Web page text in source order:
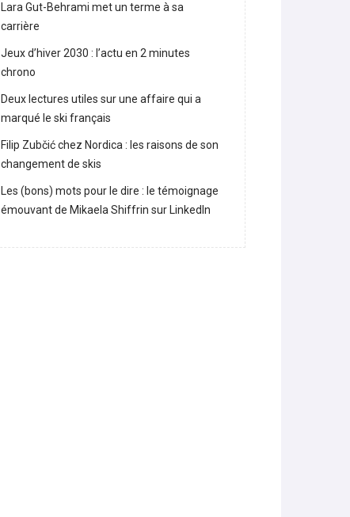
Lara Gut-Behrami met un terme à sa
carrière
Jeux d’hiver 2030 : l’actu en 2 minutes
chrono
Deux lectures utiles sur une affaire qui a
marqué le ski français
Filip Zubčić chez Nordica : les raisons de son
changement de skis
Les (bons) mots pour le dire : le témoignage
émouvant de Mikaela Shiffrin sur LinkedIn